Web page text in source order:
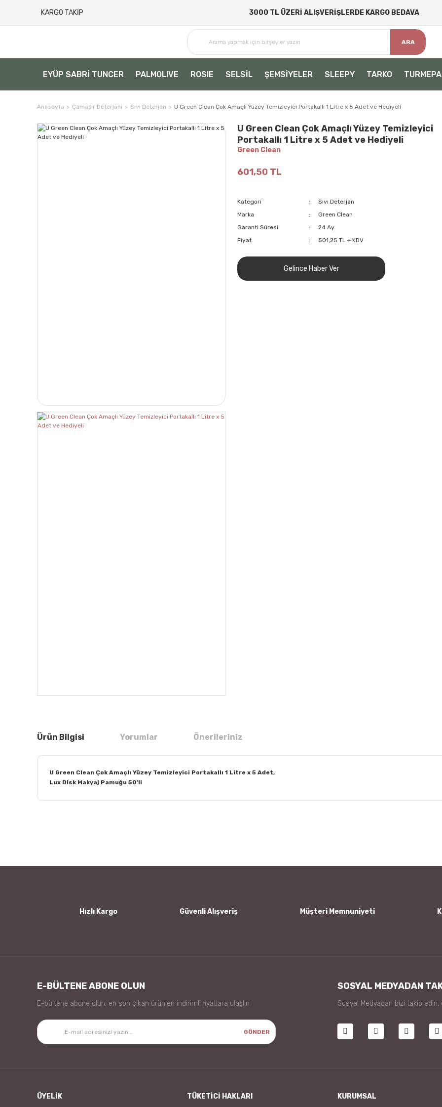
KARGO TAKİP 3000 TL ÜZERİ ALIŞVERİŞLERDE KARGO BEDAVA
ARA
EYÜP SABRİ TUNCER PALMOLIVE ROSIE SELSİL ŞEMSİYELER SLEEPY TARKO TURMEPA
Anasayfa Çamaşır Deterjanı Sıvı Deterjan U Green Clean Çok Amaçlı Yüzey Temizleyici Portakallı 1 Litre x 5 Adet ve Hediyeli
U Green Clean Çok Amaçlı Yüzey Temizleyici
Portakallı 1 Litre x 5 Adet ve Hediyeli
Green Clean
601,50 TL
Kategori
Sıvı Deterjan
Marka
Green Clean
Garanti Süresi
24 Ay
Fiyat
501,25 TL + KDV
Gelince Haber Ver
Ürün Bilgisi Yorumlar Önerileriniz
U Green Clean Çok Amaçlı Yüzey Temizleyici Portakallı 1 Litre x 5 Adet,
Lux Disk Makyaj Pamuğu 50'li
Hızlı Kargo Güvenli Alışveriş Müşteri Memnuniyeti
E-BÜLTENE ABONE OLUN
E-bültene abone olun, en son çıkan ürünleri indirimli fiyatlara ulaşlın
GÖNDER
SOSYAL MEDYADAN
Sosyal Medyadan bizi takip edin,
ÜYELİK TÜKETİCİ HAKLARI KURUMSAL